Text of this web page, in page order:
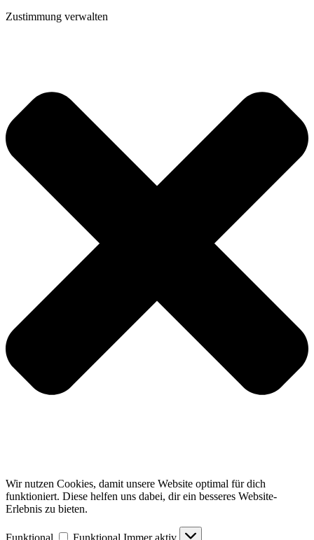
Zustimmung verwalten
Wir nutzen Cookies, damit unsere Website optimal für dich
funktioniert. Diese helfen uns dabei, dir ein besseres Website-
Erlebnis zu bieten.
Funktional Funktional Immer aktiv